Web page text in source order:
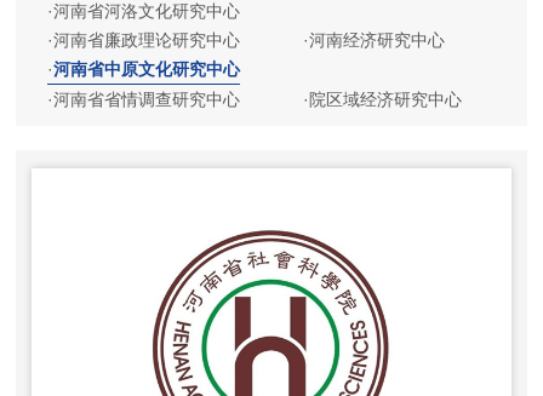
·河南省河洛文化研究中心
·河南省廉政理论研究中心 ·河南经济研究中心
·河南省中原文化研究中心
·河南省省情调查研究中心 · 院区域经济研究中心